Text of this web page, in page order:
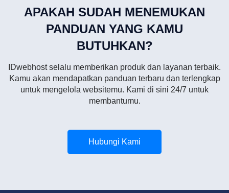
APAKAH SUDAH MENEMUKAN
PANDUAN YANG KAMU
BUTUHKAN?
IDwebhost selalu memberikan produk dan layanan terbaik.
Kamu akan mendapatkan panduan terbaru dan terlengkap
untuk mengelola websitemu. Kami di sini 24/7 untuk
membantumu.
Hubungi Kami